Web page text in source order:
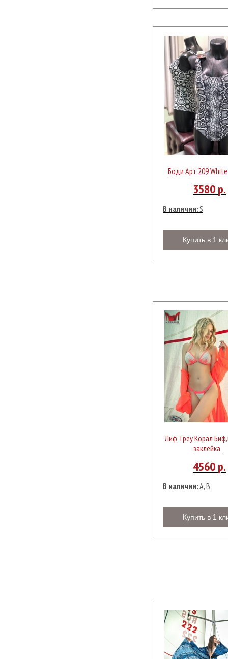
Боди Арт 209
3580р.
В наличии:S
Купить в 1
Лиф Треу Корал
заклейка
4560р.
В наличии:A, B
Купить в 1